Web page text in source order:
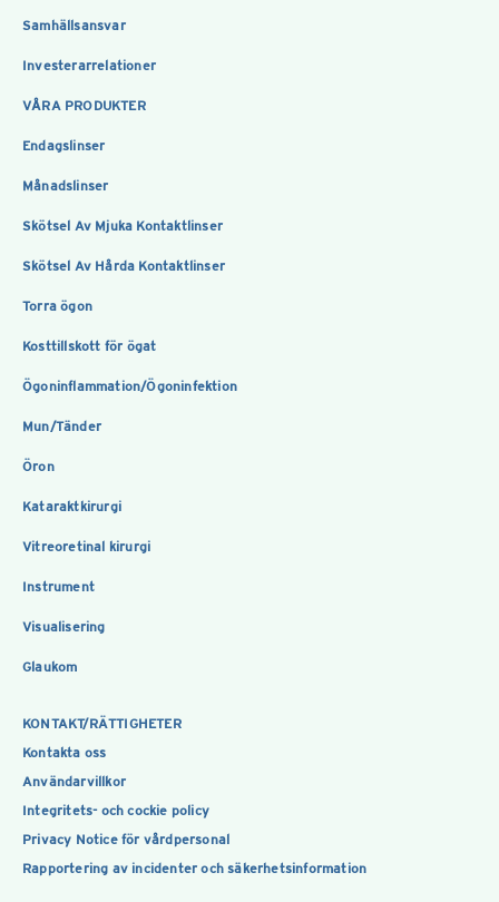
Samhällsansvar
Investerarrelationer
VÅRA PRODUKTER
Endagslinser
Månadslinser
Skötsel Av Mjuka Kontaktlinser
Skötsel Av Hårda Kontaktlinser
Torra ögon
Kosttillskott för ögat
Ögoninflammation/Ögoninfektion
Mun/Tänder
Öron
Kataraktkirurgi
Vitreoretinal kirurgi
Instrument
Visualisering
Glaukom
KONTAKT/RÄTTIGHETER
Kontakta oss
Användarvillkor
Integritets- och cockie policy
Privacy Notice för vårdpersonal
Rapportering av incidenter och säkerhetsinformation